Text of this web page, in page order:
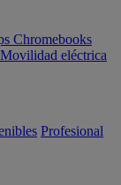
Chromebooks
Movilidad eléctrica
Profesional